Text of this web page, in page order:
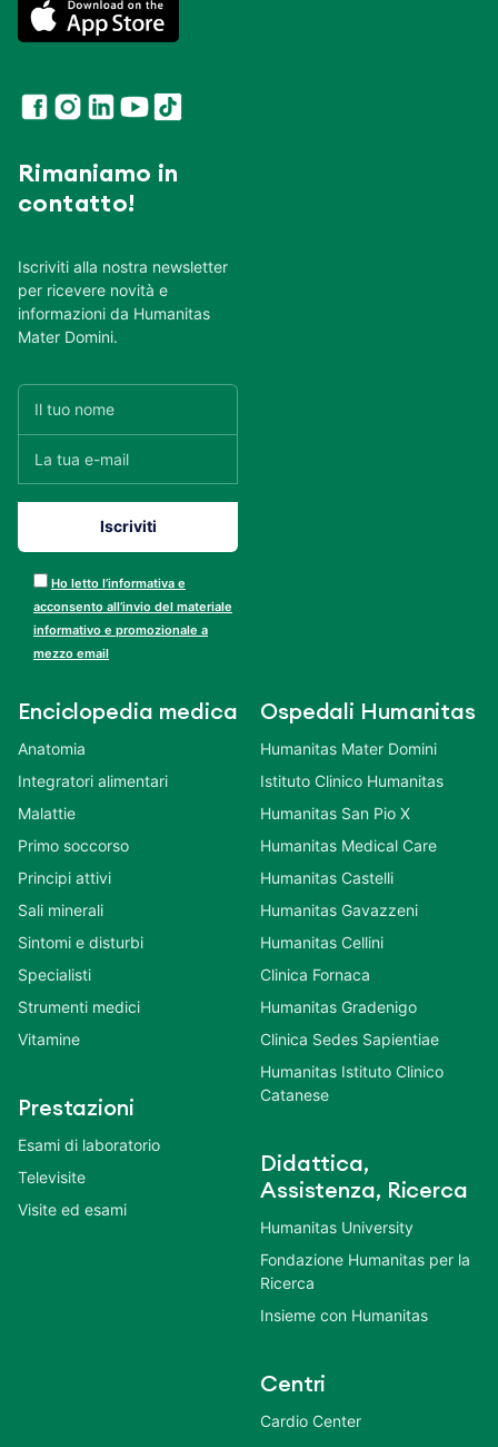
Rimaniamo in
contatto!
Iscriviti alla nostra newsletter
per ricevere novità e
informazioni da Humanitas
Mater Domini.
Ho letto l’informativa e
acconsento all’invio del materiale
informativo e promozionale a
mezzo email
Enciclopedia medica
Anatomia
Integratori alimentari
Malattie
Primo soccorso
Principi attivi
Sali minerali
Sintomi e disturbi
Specialisti
Strumenti medici
Vitamine
Prestazioni
Esami di laboratorio
Televisite
Visite ed esami
Ospedali Humanitas
Humanitas Mater Domini
Istituto Clinico Humanitas
Humanitas San Pio X
Humanitas Medical Care
Humanitas Castelli
Humanitas Gavazzeni
Humanitas Cellini
Clinica Fornaca
Humanitas Gradenigo
Clinica Sedes Sapientiae
Humanitas Istituto Clinico
Catanese
Didattica,
Assistenza, Ricerca
Humanitas University
Fondazione Humanitas per la
Ricerca
Insieme con Humanitas
Centri
Cardio Center